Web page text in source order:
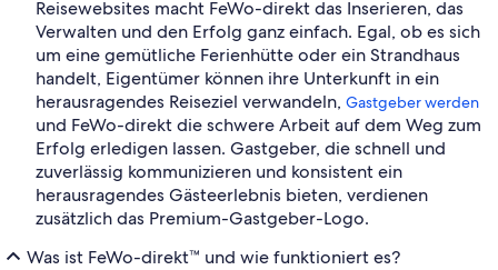
Reisewebsites macht FeWo-direkt das Inserieren, das
Verwalten und den Erfolg ganz einfach. Egal, ob es sich
um eine gemütliche Ferienhütte oder ein Strandhaus
handelt, Eigentümer können ihre Unterkunft in ein
herausragendes Reiseziel verwandeln, Gastgeber werden
und FeWo-direkt die schwere Arbeit auf dem Weg zum
Erfolg erledigen lassen. Gastgeber, die schnell und
zuverlässig kommunizieren und konsistent ein
herausragendes Gästeerlebnis bieten, verdienen
zusätzlich das Premium-Gastgeber-Logo.
Was ist FeWo-direkt™ und wie funktioniert es?